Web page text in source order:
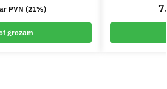
ar PVN (21%)
grozam